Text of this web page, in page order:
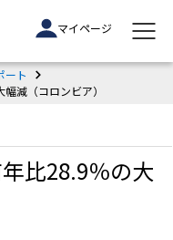
マイページ
ート
減（コロンビア）
比28.9％の大